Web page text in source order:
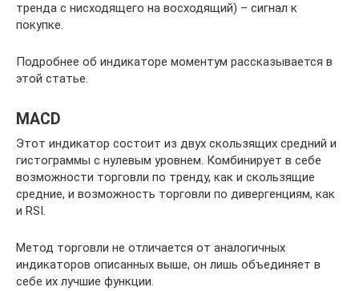
тренда с нисходящего на восходящий) – сигнал к
покупке.
Подробнее об индикаторе моментум рассказывается в
этой статье.
MACD
Этот индикатор состоит из двух скользящих средний и
гистограммы с нулевым уровнем. Комбинирует в себе
возможности торговли по тренду, как и скользящие
средние, и возможность торговли по дивергенциям, как
и RSI.
Метод торговли не отличается от аналогичных
индикаторов описанных выше, он лишь объединяет в
себе их лучшие функции.